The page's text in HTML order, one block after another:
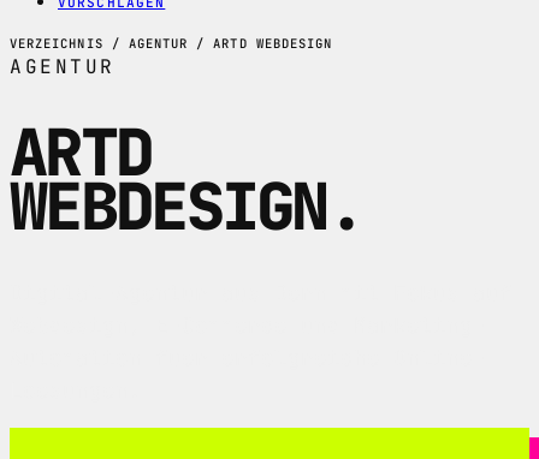
VERZEICHNIS / AGENTUR / ARTD WEBDESIGN
AGENTUR
ARTD
WEBDESIGN.